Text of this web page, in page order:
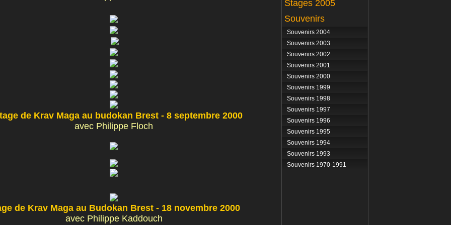
de Krav Maga au budokan Brest - 8 septembre 2000
avec Philippe Floch
de Krav Maga au Budokan Brest - 18 novembre 2000
avec Philippe Kaddouch
Stages 2005
Souvenirs
Souvenirs 2004
Souvenirs 2003
Souvenirs 2002
Souvenirs 2001
Souvenirs 2000
Souvenirs 1999
Souvenirs 1998
Souvenirs 1997
Souvenirs 1996
Souvenirs 1995
Souvenirs 1994
Souvenirs 1993
Souvenirs 1970-1991